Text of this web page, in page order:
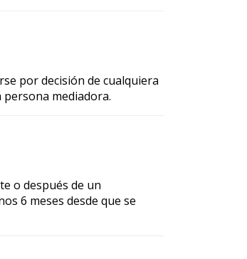
por decisión de cualquiera
mediadora.
o después de un
6 meses desde que se